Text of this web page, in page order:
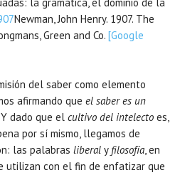
Newman,John Henry. 1907. The
Green and Co. [Google
del saber como elemento
afirmando que el saber es un
Y dado que el cultivo del intelecto es,
por sí mismo, llegamos de
las palabras liberal y filosofía, en
utilizan con el fin de enfatizar que